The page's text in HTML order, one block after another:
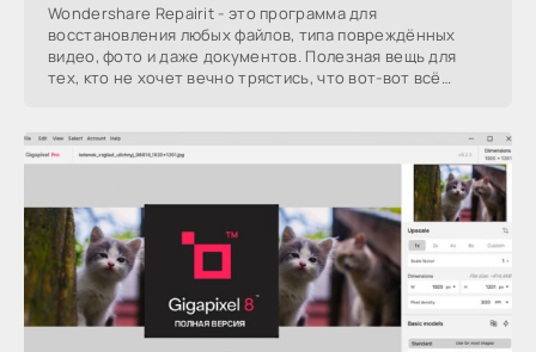
Wondershare Repairit - это программа для
восстановления любых файлов, типа повреждённых
видео, фото и даже документов. Полезная вещь для
тех, кто не хочет вечно трястись, что вот-вот всё